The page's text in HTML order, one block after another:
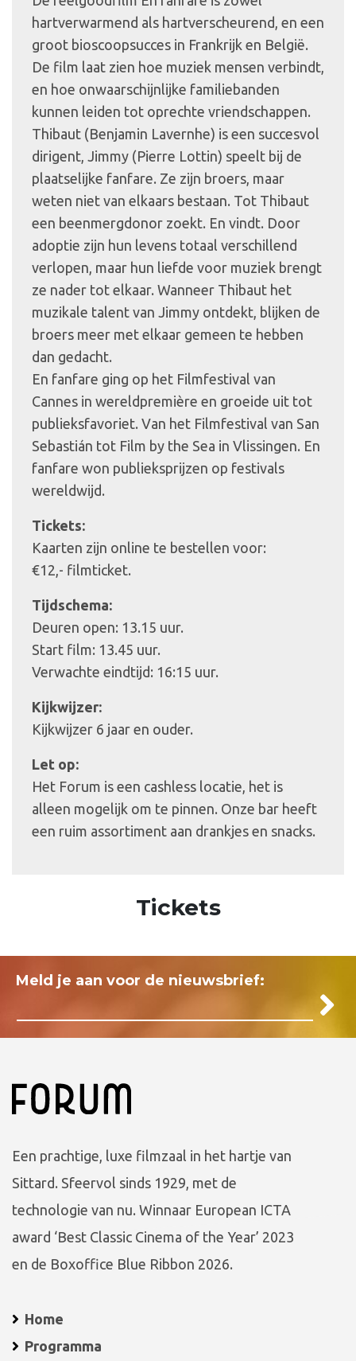
hartverwarmend als hartverscheurend, en een
groot bioscoopsucces in Frankrijk en België.
De film laat zien hoe muziek mensen verbindt,
en hoe onwaarschijnlijke familiebanden
kunnen leiden tot oprechte vriendschappen.
Thibaut (Benjamin Lavernhe) is een succesvol
dirigent, Jimmy (Pierre Lottin) speelt bij de
plaatselijke fanfare. Ze zijn broers, maar
weten niet van elkaars bestaan. Tot Thibaut
een beenmergdonor zoekt. En vindt. Door
adoptie zijn hun levens totaal verschillend
verlopen, maar hun liefde voor muziek brengt
ze nader tot elkaar. Wanneer Thibaut het
muzikale talent van Jimmy ontdekt, blijken de
broers meer met elkaar gemeen te hebben
dan gedacht.
En fanfare ging op het Filmfestival van
Cannes in wereldpremière en groeide uit tot
publieksfavoriet. Van het Filmfestival van San
Sebastián tot Film by the Sea in Vlissingen. En
fanfare won publieksprijzen op festivals
wereldwijd.
Tickets:
Kaarten zijn online te bestellen voor:
€12,- filmticket.
Tijdschema:
Deuren open: 13.15 uur.
Start film: 13.45 uur.
Verwachte eindtijd: 16:15 uur.
Kijkwijzer:
Kijkwijzer 6 jaar en ouder.
Let op:
Het Forum is een cashless locatie, het is
alleen mogelijk om te pinnen. Onze bar heeft
een ruim assortiment aan drankjes en snacks.
Tickets
Meld je aan voor de nieuwsbrief:
Een prachtige, luxe filmzaal in het hartje van
Sittard. Sfeervol sinds 1929, met de
technologie van nu. Winnaar European ICTA
award ‘Best Classic Cinema of the Year’ 2023
en de Boxoffice Blue Ribbon 2026.
Home
Programma